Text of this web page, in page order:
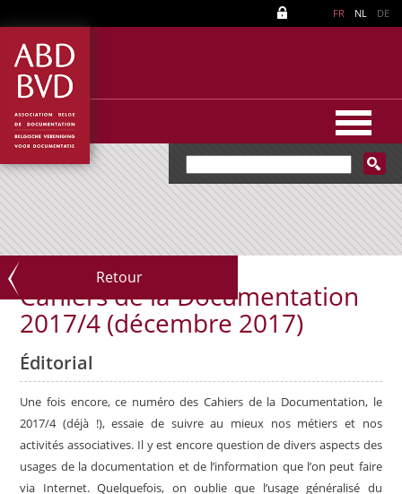
FR NL DE
Retour
Cahiers de la Documentation
2017/4 (décembre 2017)
Éditorial
Une fois encore, ce numéro des Cahiers de la Documentation, le
2017/4 (déjà !), essaie de suivre au mieux nos métiers et nos
activités associatives. Il y est encore question de divers aspects des
usages de la documentation et de l’information que l’on peut faire
via Internet. Quelquefois, on oublie que l’usage généralisé du